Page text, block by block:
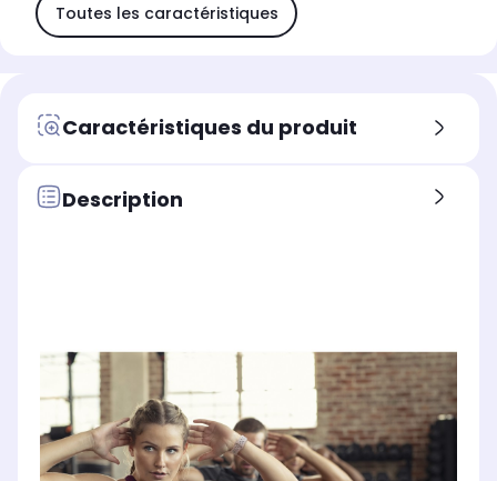
Toutes les caractéristiques
Caractéristiques du produit
Description